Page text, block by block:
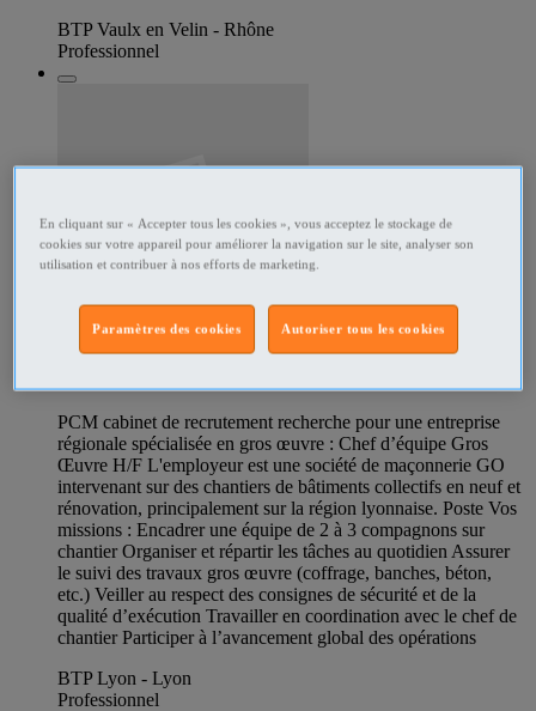
BTP Vaulx en Velin - Rhône
Professionnel
347005385
PCM cabinet de recrutement recherche pour une entreprise
régionale spécialisée en gros œuvre : Chef d’équipe Gros
Œuvre H/F L'employeur est une société de maçonnerie GO
intervenant sur des chantiers de bâtiments collectifs en neuf et
rénovation, principalement sur la région lyonnaise. Poste Vos
missions : Encadrer une équipe de 2 à 3 compagnons sur
chantier Organiser et répartir les tâches au quotidien Assurer
le suivi des travaux gros œuvre (coffrage, banches, béton,
etc.) Veiller au respect des consignes de sécurité et de la
qualité d’exécution Travailler en coordination avec le chef de
chantier Participer à l’avancement global des opérations
BTP Lyon - Lyon
Professionnel
En cliquant sur « Accepter tous les cookies », vous acceptez le stockage de
cookies sur votre appareil pour améliorer la navigation sur le site, analyser son
utilisation et contribuer à nos efforts de marketing.
Autoriser tous les cookies
Paramètres des cookies